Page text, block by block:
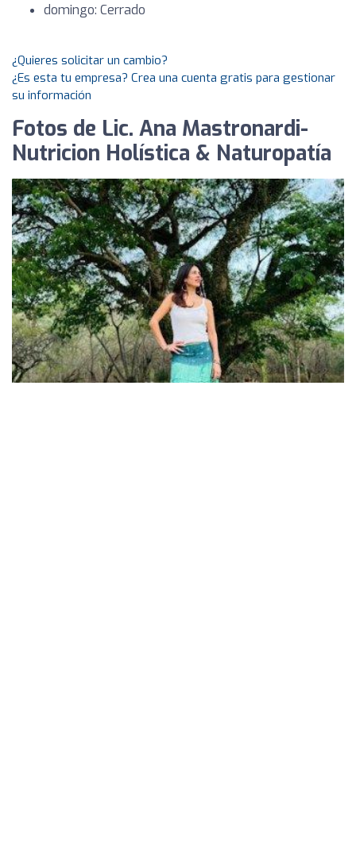
domingo: Cerrado
¿Quieres solicitar un cambio?
¿Es esta tu empresa? Crea una cuenta gratis para gestionar
su información
Fotos de Lic. Ana Mastronardi-
Nutricion Holística & Naturopatía